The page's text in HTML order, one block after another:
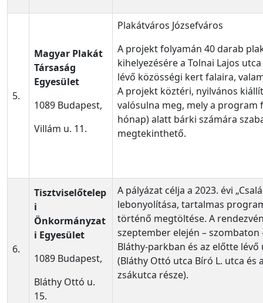
5.
Magyar Plakát
Társaság
Egyesület
1089 Budapest,
Villám u. 11.
Plakátváros Józsefváros
A projekt folyamán 40 darab
kihelyezésére a Tolnai Lajos
lévő közösségi kert falaira,
A projekt köztéri, nyilvános
valósulna meg, mely a program
hónap) alatt bárki számára
megtekinthető.
6.
Tisztviselőtelep
i
Önkormányzat
i Egyesület
1089 Budapest,
Bláthy Ottó u.
15.
A pályázat célja a 2023. évi
lebonyolítása, tartalmas
történő megtöltése. A
szeptember elején – szombaton
Bláthy-parkban és az előtte lévő
(Bláthy Ottó utca Bíró L. utca és
zsákutca része).